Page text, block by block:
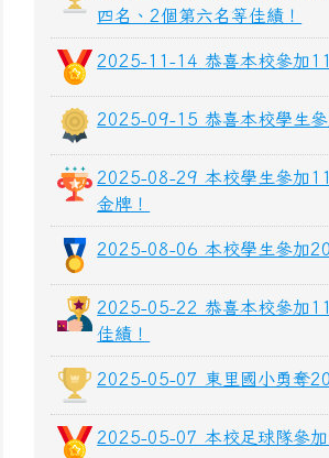
四名、2個第六名等佳績！
2025-11-14 恭喜本校參加
2025-09-15 恭喜本校學生
2025-08-29 本校學生參加
金牌！
2025-08-06 本校學生參加
2025-05-22 恭喜本校參加
佳績！
2025-05-07 東里國小勇奪
2025-05-07 本校足球隊參加